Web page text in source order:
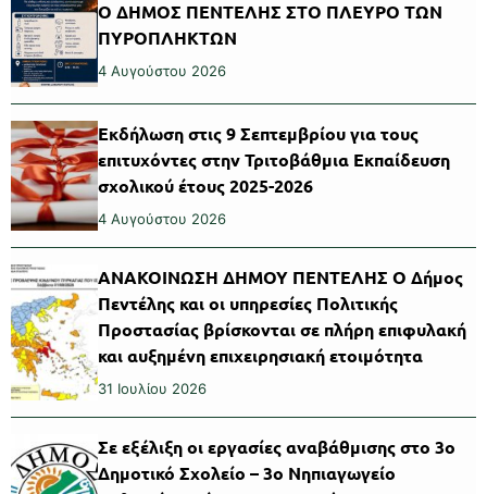
Ο ΔΗΜΟΣ ΠΕΝΤΕΛΗΣ ΣΤΟ ΠΛΕΥΡΟ ΤΩΝ
ΠΥΡΟΠΛΗΚΤΩΝ
4 Αυγούστου 2026
Εκδήλωση στις 9 Σεπτεμβρίου για τους
επιτυχόντες στην Τριτοβάθμια Εκπαίδευση
σχολικού έτους 2025-2026
4 Αυγούστου 2026
ΑΝΑΚΟΙΝΩΣΗ ΔΗΜΟΥ ΠΕΝΤΕΛΗΣ Ο Δήμος
Πεντέλης και οι υπηρεσίες Πολιτικής
Προστασίας βρίσκονται σε πλήρη επιφυλακή
και αυξημένη επιχειρησιακή ετοιμότητα
31 Ιουλίου 2026
Σε εξέλιξη οι εργασίες αναβάθμισης στο 3ο
Δημοτικό Σχολείο – 3ο Νηπιαγωγείο